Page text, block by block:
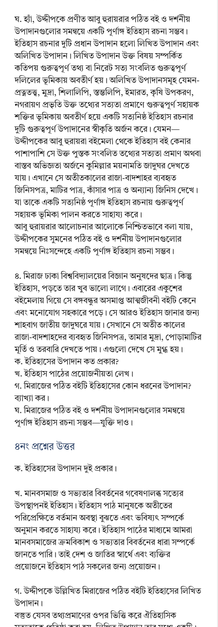
ঘ. হ্যাঁ, উদ্দীপকে প্রণীত আবু হুরায়রার পঠিত বই ও দর্শনীয়
উপাদানগুলোর সমন্বয়ে একটি পূর্ণাঙ্গ ইতিহাস রচনা সম্ভব।
ইতিহাস রচনার দুটি প্রধান উপাদান হলো লিখিত উপাদান এবং
অলিখিত উপাদান। লিখিত উপাদান উক্ত বিষয় সম্পর্কিত
কতিপয় গুরুত্বপূর্ণ তথ্য বা নিরেট সত্য সংবলিত গুরুত্বপূর্ণ
দলিলের ভূমিকায় অবতীর্ণ হয়। অলিখিত উপাদানসমূহ যেমন-
প্রত্নতত্ত্ব, মুদ্রা, শিলালিপি, স্তম্ভলিপি, ইমারত, কৃষি উপকরণ,
নগরায়ণ প্রভৃতি উক্ত তথ্যের সত্যতা প্রমাণে গুরুত্বপূর্ণ সহায়ক
শক্তির ভূমিকায় অবতীর্ণ হয়ে একটি সত্যনিষ্ঠ ইতিহাস রচনার
দুটি গুরুত্বপূর্ণ উপাদানের স্বীকৃতি অর্জন করে। যেমন—
উদ্দীপকের আবু হুরায়রা বইমেলা থেকে ইতিহাস বই কেনার
পাশাপাশি সে উক্ত পুস্তক সংবলিত তথ্যের সত্যতা প্রমাণ অথবা
বাস্তব অভিজ্ঞতা অর্জনে কুমিল্লার ময়নামতি জাদুঘর দেখতে
যায়। এখানে সে অতীতকালের রাজা-বাদশাহর ব্যবহৃত
জিনিসপত্র, মাটির পাত্র, কাঁসার পাত্র ও অন্যান্য জিনিস দেখে।
যা তাকে একটি সত্যনিষ্ঠ পূর্ণাঙ্গ ইতিহাস রচনায় গুরুত্বপূর্ণ
সহায়ক ভূমিকা পালন করতে সাহায্য করে।
আবু হুরায়রার আলোচনার আলোকে নিশ্চিতভাবে বলা যায়,
উদ্দীপকের সুমনের পঠিত বই ও দর্শনীয় উপাদানগুলোর
সমন্বয়ে নিঃসন্দেহে একটি পূর্ণাঙ্গ ইতিহাস রচনা সম্ভব।
৪. মিরাজ ঢাকা বিশ্ববিদ্যালয়ের বিজ্ঞান অনুষদের ছাত্র। কিন্তু
ইতিহাস, পড়তে তার খুব ভালো লাগে। এবারের একুশের
বইমেলায় গিয়ে সে বঙ্গবন্ধুর অসমাপ্ত আত্মজীবনী বইটি কেনে
এবং মনোযোগ সহকারে পড়ে। সে আরও ইতিহাস জানার জন্য
শাহবাগ জাতীয় জাদুঘরে যায়। সেখানে সে অতীত কালের
রাজা-বাদশাহদের ব্যবহৃত জিনিসপত্র, তামার মুদ্রা, পোড়ামাটির
মূর্তি ও তরবারি দেখতে পায়। এগুলো দেখে সে মুগ্ধ হয়।
ক. ইতিহাসের উপাদান কত প্রকার?
খ. ইতিহাস পাঠের প্রয়োজনীয়তা লেখ।
গ. মিরাজের পঠিত বইটি ইতিহাসের কোন ধরনের উপাদান?
ব্যাখ্যা কর।
ঘ. মিরাজের পঠিত বই ও দর্শনীয় উপাদানগুলোর সমন্বয়ে
পূর্ণাঙ্গ ইতিহাস রচনা সম্ভব—যুক্তি দাও।
৪নং প্রশ্নের উত্তর
ক. ইতিহাসের উপাদান দুই প্রকার।
খ. মানবসমাজ ও সভ্যতার বিবর্তনের গবেষণালব্ধ সত্যের
উপস্থাপনই ইতিহাস। ইতিহাস পাঠ মানুষকে অতীতের
পরিপ্রেক্ষিতে বর্তমান অবস্থা বুঝতে এবং ভবিষ্যৎ সম্পর্কে
অনুমান করতে সাহায্য করে। ইতিহাস পাঠের মাধ্যমে আমরা
মানবসমাজের ক্রমবিকাশ ও সভ্যতার বিবর্তনের ধারা সম্পর্কে
জানতে পারি। তাই দেশ ও জাতির স্বার্থে এবং ব্যক্তির
প্রয়োজনে ইতিহাস পাঠ সকলের জন্য প্রয়োজন।
গ. উদ্দীপকে উল্লিখিত মিরাজের পঠিত বইটি ইতিহাসের লিখিত
উপাদান।
বস্তুত যেসব তথ্যপ্রমাণের ওপর ভিত্তি করে ঐতিহাসিক